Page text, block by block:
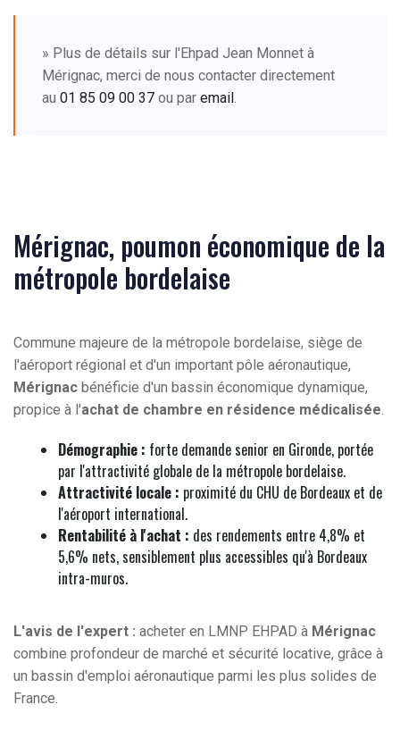
» Plus de détails sur l'Ehpad Jean Monnet à
Mérignac, merci de nous contacter directement
au 01 85 09 00 37 ou par email.
Mérignac, poumon économique de la
métropole bordelaise
Commune majeure de la métropole bordelaise, siège de
l'aéroport régional et d'un important pôle aéronautique,
Mérignac bénéficie d'un bassin économique dynamique,
propice à l'achat de chambre en résidence médicalisée.
Démographie : forte demande senior en Gironde, portée
par l'attractivité globale de la métropole bordelaise.
Attractivité locale : proximité du CHU de Bordeaux et de
l'aéroport international.
Rentabilité à l'achat : des rendements entre 4,8% et
5,6% nets, sensiblement plus accessibles qu'à Bordeaux
intra-muros.
L'avis de l'expert : acheter en LMNP EHPAD à Mérignac
combine profondeur de marché et sécurité locative, grâce à
un bassin d'emploi aéronautique parmi les plus solides de
France.